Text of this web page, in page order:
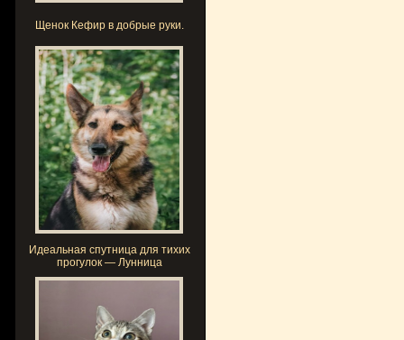
Щенок Кефир в добрые руки.
Идеальная спутница для тихих
прогулок — Лунница